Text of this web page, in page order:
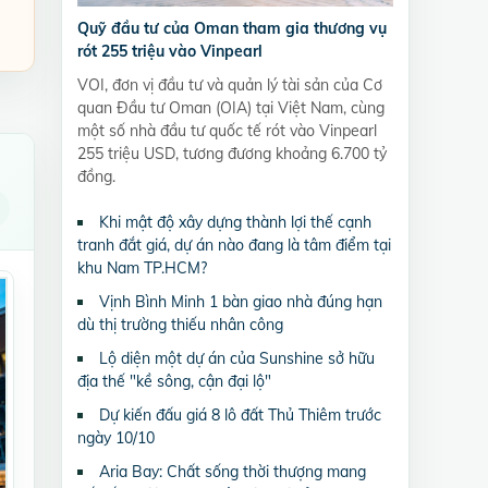
Quỹ đầu tư của Oman tham gia thương vụ
rót 255 triệu vào Vinpearl
VOI, đơn vị đầu tư và quản lý tài sản của Cơ
quan Đầu tư Oman (OIA) tại Việt Nam, cùng
một số nhà đầu tư quốc tế rót vào Vinpearl
255 triệu USD, tương đương khoảng 6.700 tỷ
đồng.
Khi mật độ xây dựng thành lợi thế cạnh
tranh đắt giá, dự án nào đang là tâm điểm tại
khu Nam TP.HCM?
Vịnh Bình Minh 1 bàn giao nhà đúng hạn
dù thị trường thiếu nhân công
Lộ diện một dự án của Sunshine sở hữu
địa thế "kề sông, cận đại lộ"
Dự kiến đấu giá 8 lô đất Thủ Thiêm trước
ngày 10/10
Aria Bay: Chất sống thời thượng mang